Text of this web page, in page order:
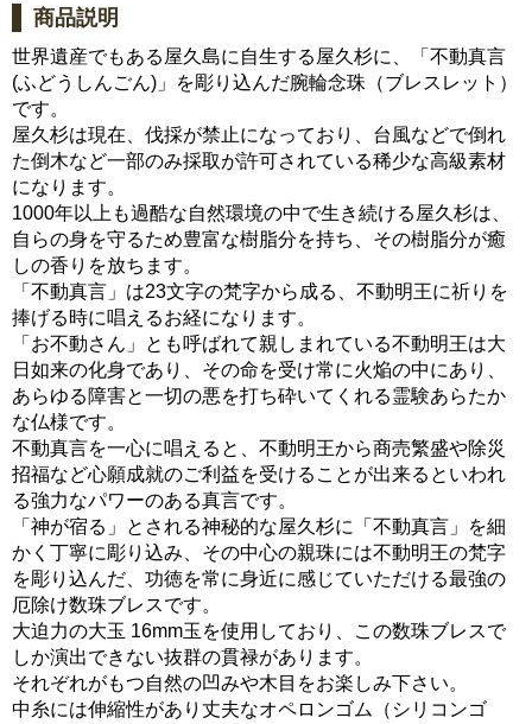
商品説明
世界遺産でもある屋久島に自生する屋久杉に、「不動真言
(ふどうしんごん)」を彫り込んだ腕輪念珠（ブレスレット）
です。
屋久杉は現在、伐採が禁止になっており、台風などで倒れ
た倒木など一部のみ採取が許可されている稀少な高級素材
になります。
1000年以上も過酷な自然環境の中で生き続ける屋久杉は、
自らの身を守るため豊富な樹脂分を持ち、その樹脂分が癒
しの香りを放ちます。
「不動真言」は23文字の梵字から成る、不動明王に祈りを
捧げる時に唱えるお経になります。
「お不動さん」とも呼ばれて親しまれている不動明王は大
日如来の化身であり、その命を受け常に火焔の中にあり、
あらゆる障害と一切の悪を打ち砕いてくれる霊験あらたか
な仏様です。
不動真言を一心に唱えると、不動明王から商売繁盛や除災
招福など心願成就のご利益を受けることが出来るといわれ
る強力なパワーのある真言です。
「神が宿る」とされる神秘的な屋久杉に「不動真言」を細
かく丁寧に彫り込み、その中心の親珠には不動明王の梵字
を彫り込んだ、功徳を常に身近に感じていただける最強の
厄除け数珠ブレスです。
大迫力の大玉 16mm玉を使用しており、この数珠ブレスで
しか演出できない抜群の貫禄があります。
それぞれがもつ自然の凹みや木目をお楽しみ下さい。
中糸には伸縮性があり丈夫なオペロンゴム（シリコンゴ